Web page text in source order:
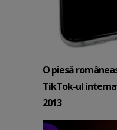
O piesă
TikTok-ul
2013